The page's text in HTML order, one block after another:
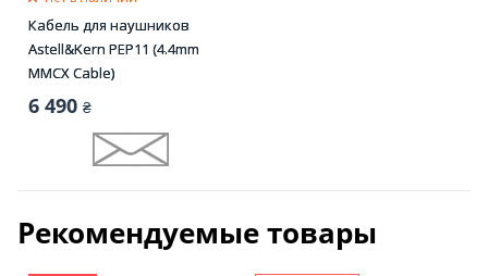
Кабель для наушников
Astell&Kern PEP11 (4.4mm
MMCX Cable)
6 490 ₴
Рекомендуемые товары